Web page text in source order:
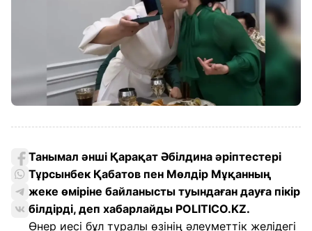
Танымал әнші Қарақат Әбілдина әріптестері
Тұрсынбек Қабатов пен Мөлдір Мұқанның
жеке өміріне байланысты туындаған дауға пікір
білдірді, деп хабарлайды POLITICO.KZ.
Өнер иесі бұл туралы өзінің әлеуметтік желідегі